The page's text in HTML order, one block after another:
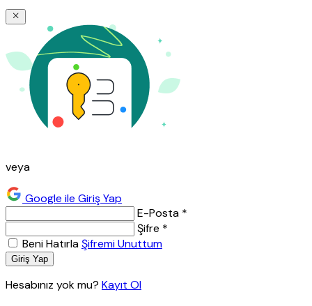
veya
Google ile Giriş Yap
E-Posta *
Şifre *
Beni HatırlaŞifremi Unuttum
Giriş Yap
Hesabınız yok mu? Kayıt Ol